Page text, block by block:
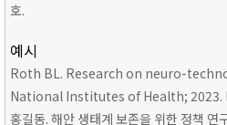
호.
예시
Roth BL. Research on neuro-
National Institutes of Health; 2023.
홍길동. 해안 생태계 보존을 위한 정책 연